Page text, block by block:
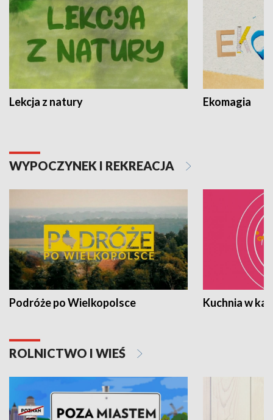
Lekcja z natury Ekomagia
WYPOCZYNEK I REKREACJA
Podróże po Wielkopolsce Kuchnia w
ROLNICTWO I WIEŚ